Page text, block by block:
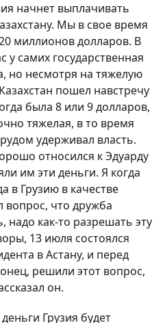
начнет выплачивать
Мы в свое время
миллионов долларов. В
у самих государственная
но несмотря на тяжелую
пошел навстречу
была 8 или 9 долларов,
тяжелая, в то время
удерживал власть.
относился к Эдуарду
им эти деньги. Я когда
в Грузию в качестве
вопрос, что дружба
надо как-то разрешать эту
13 июля состоялся
в Астану, и перед
решили этот вопрос,
он.
Грузия будет